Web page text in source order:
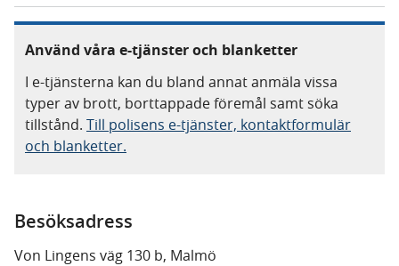
Använd våra e-tjänster och blanketter
I e-tjänsterna kan du bland annat anmäla vissa
typer av brott, borttappade föremål samt söka
tillstånd. Till polisens e-tjänster, kontaktformulär
och blanketter.
Besöksadress
Von Lingens väg 130 b, Malmö